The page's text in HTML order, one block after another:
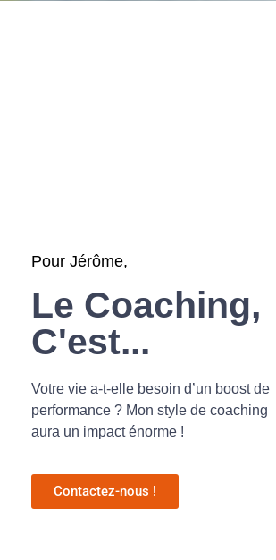
Pour Jérôme,
Le Coaching,
C'est...
Votre vie a-t-elle besoin d’un boost de
performance ? Mon style de coaching
aura un impact énorme !
Contactez-nous !